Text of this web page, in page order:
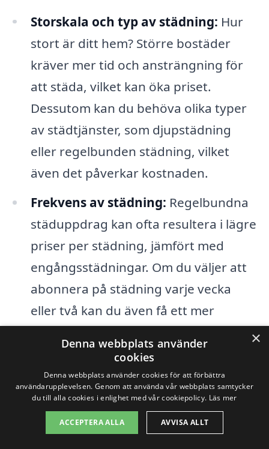
Storskala och typ av städning: Hur
stort är ditt hem? Större bostäder
kräver mer tid och ansträngning för
att städa, vilket kan öka priset.
Dessutom kan du behöva olika typer
av städtjänster, som djupstädning
eller regelbunden städning, vilket
även det påverkar kostnaden.
Frekvens av städning: Regelbundna
städuppdrag kan ofta resultera i lägre
priser per städning, jämfört med
engångsstädningar. Om du väljer att
abonnera på städning varje vecka
eller två kan du även få ett mer
Städmaterial och utrustning:
städfirman använder sig av
miljövänliga produkter eller särskild
utrustning, kan detta också påverka
×
Denna webbplats använder
cookies
Denna webbplats använder cookies för att förbättra
användarupplevelsen. Genom att använda vår webbplats samtycker
du till alla cookies i enlighet med vår cookiepolicy. Läs mer
ACCEPTERA ALLA AVVISA ALLT